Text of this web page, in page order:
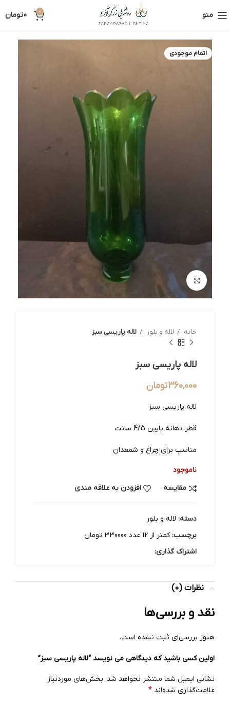
منو 0
0تومان
اتمام موجودی
بزرگنمایی تصویر
خانه لاله و بلور لاله پاریسی سبز
لاله پاریسی سبز
360,000تومان
لاله پاریسی سبز
قطر دهانه پایین 4/5 سانت
مناسب برای چراغ و شمعدان
ناموجود
مقایسه
افزودن به علاقه مندی
دسته: لاله و بلور
برچسب: کمتر از 12 عدد 330000 تومان
اشتراک گذاری:
نظرات (0)
نقد و بررسی‌ها
هنوز بررسی‌ای ثبت نشده است.
اولین کسی باشید که دیدگاهی می نویسد “لاله پاریسی سبز”
نشانی ایمیل شما منتشر نخواهد شد. بخش‌های موردنیاز
علامت‌گذاری شده‌اند *